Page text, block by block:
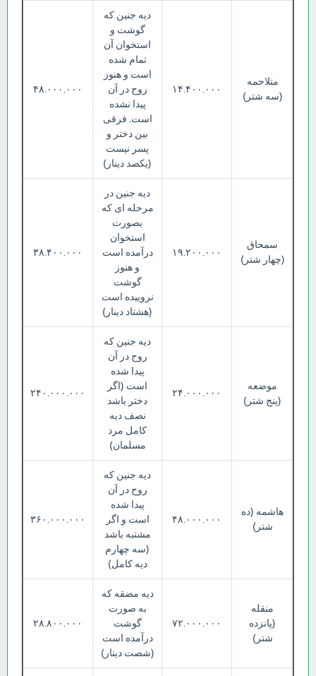
متلاحمه
(سه شتر)
۱۴.۴۰۰.۰۰۰
دیه جنین که
گوشت و
استخوان آن
تمام شده
است و هنوز
روح در آن
پیدا نشده
است. فرقی
بین دختر و
پسر نیست
(یکصد دینار)
۴۸.۰۰۰.۰۰۰
سمحاق
(چهار شتر)
۱۹.۲۰۰.۰۰۰
دیه جنین در
مرحله ای که
بصورت
استخوان
درآمده است
و هنوز
گوشت
نروییده است
(هشتاد دینار)
۳۸.۴۰۰.۰۰۰
موضعه
(پنج شتر)
۲۴.۰۰۰.۰۰۰
دیه جنین که
روح در آن
پیدا شده
است (اگر
دختر باشد
نصف دیه
کامل مرد
مسلمان)
۲۴۰.۰۰۰.۰۰۰
هاشمه (ده
شتر)
۴۸.۰۰۰.۰۰۰
دیه جنین که
روح در آن
پیدا شده
است و اگر
مشتبه باشد
(سه چهارم
دیه کامل)
۳۶۰.۰۰۰.۰۰۰
منقله
(پانزده
شتر)
۷۲.۰۰۰.۰۰۰
دیه مضقه که
به صورت
گوشت
درآمده است
(شصت دینار)
۲۸.۸۰۰.۰۰۰